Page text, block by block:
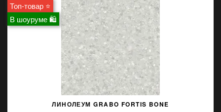
Топ-товар ⭐
В шоуруме 🛍
ЛИНОЛЕУМ GRABO FORTIS BONE